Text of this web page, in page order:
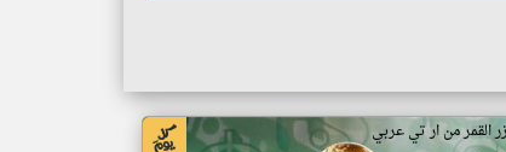
القمر من ار تي عربي